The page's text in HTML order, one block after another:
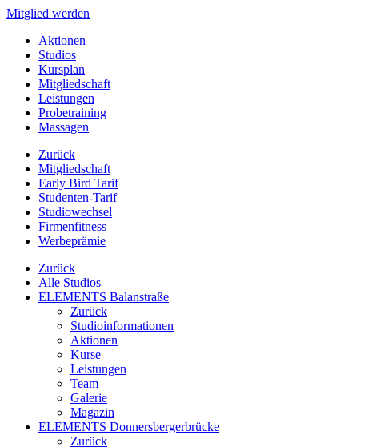
Mitglied werden
Aktionen
Studios
Kursplan
Mitgliedschaft
Leistungen
Probetraining
Massagen
Zurück
Mitgliedschaft
Early Bird Tarif
Studenten-Tarif
Studiowechsel
Firmenfitness
Werbeprämie
Zurück
Alle Studios
ELEMENTS Balanstraße
Zurück
Studioinformationen
Aktionen
Kurse
Leistungen
Team
Galerie
Magazin
ELEMENTS Donnersbergerbrücke
Zurück